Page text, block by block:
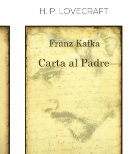
H. P. LOVECRAFT